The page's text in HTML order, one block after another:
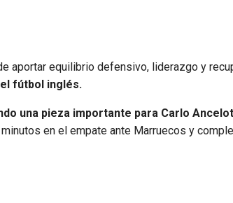
aportar equilibrio defensivo, liderazgo y
fútbol inglés.
una pieza importante para Carlo
en el empate ante Marruecos y